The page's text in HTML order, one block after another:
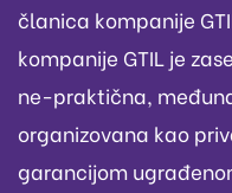
članica kompanije
kompanije GTIL je
ne-praktična,
organizovana kao
garancijom